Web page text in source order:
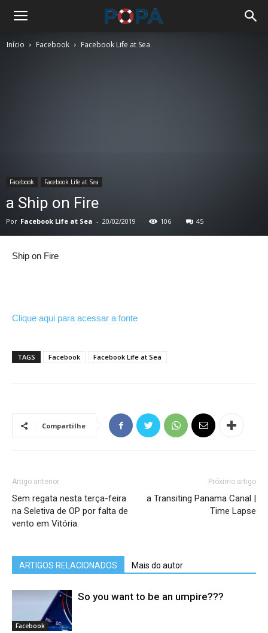
Início Facebook Facebook Life at Sea
Facebook Facebook Life at Sea
a Ship on Fire
Por Facebook Life at Sea - 20/02/2019 106 45
Ship on Fire
Clique aqui para acessar a fonte
TAGS Facebook Facebook Life at Sea
Compartilhe
Artigo anterior
Sem regata nesta terça-feira
na Seletiva de OP por falta de
vento em Vitória.
Próximo artigo
a Transiting Panama Canal |
Time Lapse
ARTIGOS RELACIONADOS Mais do autor
Facebook
So you want to be an umpire???